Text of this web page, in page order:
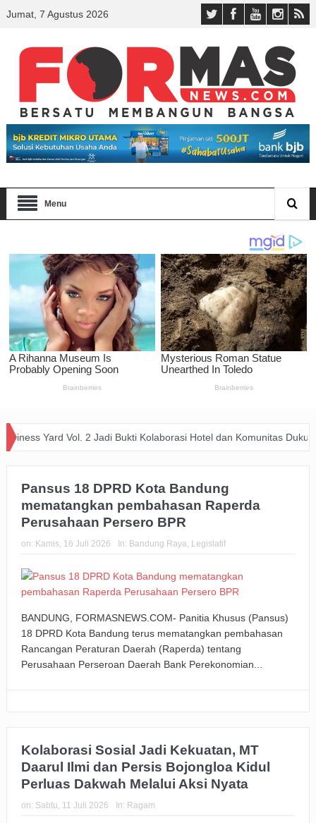
Jumat, 7 Agustus 2026
Menu
Yard Vol. 2 Jadi Bukti Kolaborasi Hotel dan Komunitas Dukung Aksi
Pansus 18 DPRD Kota Bandung
mematangkan pembahasan Raperda
Perusahaan Persero BPR
on: Kamis, 16 Juli 2026 In: Bandung Raya, Legislatif
BANDUNG, FORMASNEWS.COM- Panitia Khusus (Pansus)
18 DPRD Kota Bandung terus mematangkan pembahasan
Rancangan Peraturan Daerah (Raperda) tentang
Perusahaan Perseroan Daerah Bank Perekonomian...
Kolaborasi Sosial Jadi Kekuatan, MT
Daarul Ilmi dan Persis Bojongloa Kidul
Perluas Dakwah Melalui Aksi Nyata
on: Sabtu, 11 Juli 2026 In: Ragam